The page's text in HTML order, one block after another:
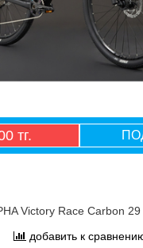
тг.
Victory Race Carbon
добавить к